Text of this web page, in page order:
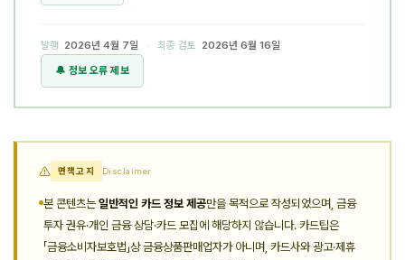
발행 2026년 4월 7일 · 최종 검토
2026년 6월 16일
🔔 정보 오류 제보
면책고지 Disclaimer
본 콘텐츠는 일반적인 카드 정보 제공만을 목적으로 작성되었으며, 금융
투자 권유·개인 금융 상담·카드 모집에 해당하지 않습니다. 카드팁은
「금융소비자보호법」상 금융상품판매업자가 아니며, 카드사와 광고·제휴